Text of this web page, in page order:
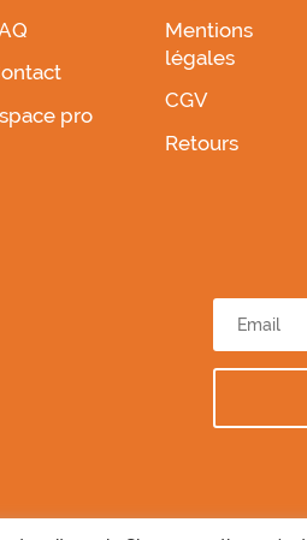
pro
Mentions
légales
CGV
Retours